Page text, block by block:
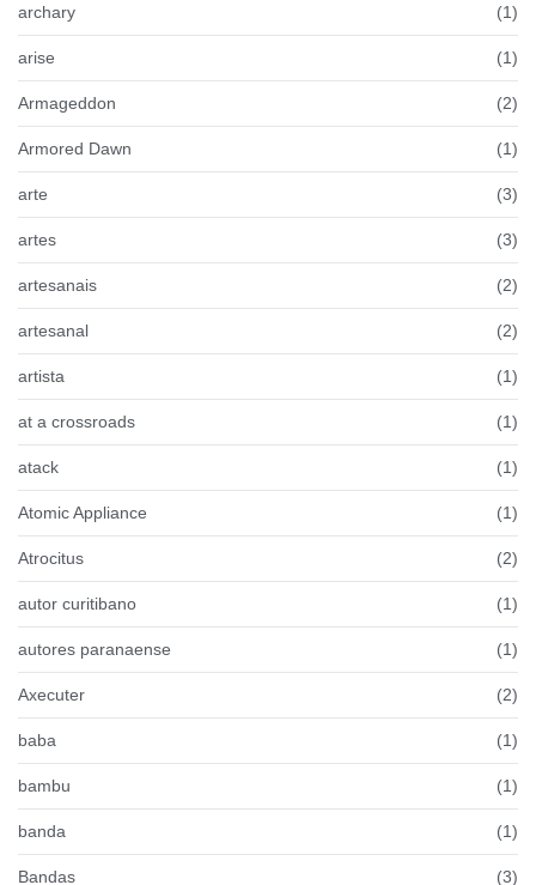
archary (1)
arise (1)
Armageddon (2)
Armored Dawn (1)
arte (3)
artes (3)
artesanais (2)
artesanal (2)
artista (1)
at a crossroads (1)
atack (1)
Atomic Appliance (1)
Atrocitus (2)
autor curitibano (1)
autores paranaense (1)
Axecuter (2)
baba (1)
bambu (1)
banda (1)
Bandas (3)